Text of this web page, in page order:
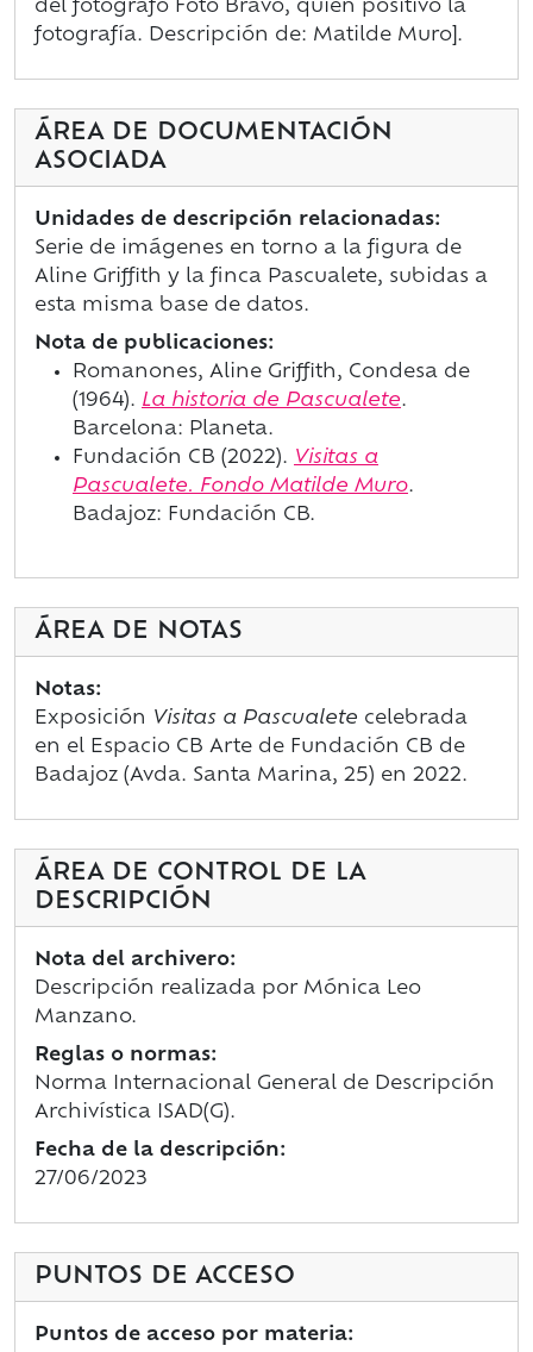
del fotógrafo Foto Bravo, quien positivó la
fotografía. Descripción de: Matilde Muro].
ÁREA DE DOCUMENTACIÓN
ASOCIADA
Unidades de descripción relacionadas:
Serie de imágenes en torno a la figura de
Aline Griffith y la finca Pascualete, subidas a
esta misma base de datos.
Nota de publicaciones:
Romanones, Aline Griffith, Condesa de
(1964). La historia de Pascualete.
Barcelona: Planeta.
Fundación CB (2022). Visitas a
Pascualete. Fondo Matilde Muro.
Badajoz: Fundación CB.
ÁREA DE NOTAS
Notas:
Exposición Visitas a Pascualete celebrada
en el Espacio CB Arte de Fundación CB de
Badajoz (Avda. Santa Marina, 25) en 2022.
ÁREA DE CONTROL DE LA
DESCRIPCIÓN
Nota del archivero:
Descripción realizada por Mónica Leo
Manzano.
Reglas o normas:
Norma Internacional General de Descripción
Archivística ISAD(G).
Fecha de la descripción:
27/06/2023
PUNTOS DE ACCESO
Puntos de acceso por materia: